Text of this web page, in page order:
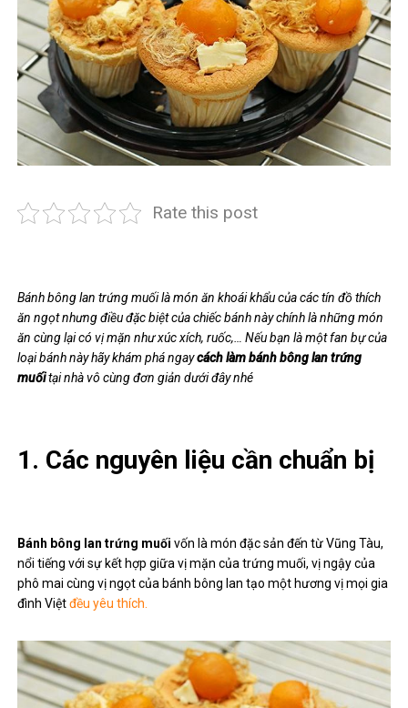
Rate this post
Bánh bông lan trứng muối là món ăn khoái khẩu của các tín đồ thích
ăn ngọt nhưng điều đặc biệt của chiếc bánh này chính là những món
ăn cùng lại có vị mặn như xúc xích, ruốc,… Nếu bạn là một fan bự của
loại bánh này hãy khám phá ngaycách làm bánh bông lan trứng
muốitại nhà vô cùng đơn giản dưới đây nhé
1. Các nguyên liệu cần chuẩn bị
Bánh bông lan trứng muối vốn là món đặc sản đến từ Vũng Tàu,
nổi tiếng với sự kết hợp giữa vị mặn của trứng muối, vị ngậy của
phô mai cùng vị ngọt của bánh bông lan tạo một hương vị mọi gia
đình Việtđều yêu thích.